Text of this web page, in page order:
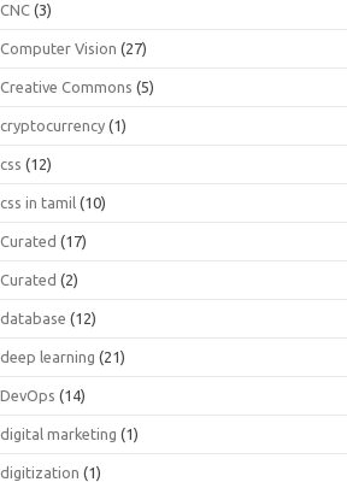
CNC (3)
Computer Vision (27)
Creative Commons (5)
cryptocurrency (1)
css (12)
css in tamil (10)
Curated (17)
Curated (2)
database (12)
deep learning (21)
DevOps (14)
digital marketing (1)
digitization (1)